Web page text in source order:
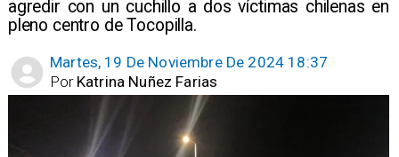
agredir con un cuchillo a dos víctimas chilenas en
pleno centro de Tocopilla.
Martes, 19 De Noviembre De 2024 18:37
Katrina Nuñez Farias
Por